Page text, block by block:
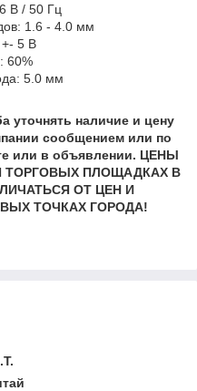
В / 50 Гц
1.6 - 4.0 мм
+- 5 В
60%
5.0 мм
уточнять наличие и цену
сообщением или по
или в объявлении. ЦЕНЫ
ТОРГОВЫХ ПЛОЩАДКАХ В
ОТ ЦЕН И
ТОЧКАХ ГОРОДА!